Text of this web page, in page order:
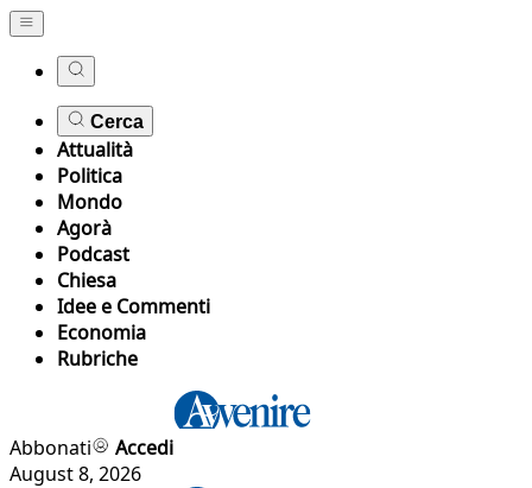
Cerca
Attualità
Politica
Mondo
Agorà
Podcast
Chiesa
Idee e Commenti
Economia
Rubriche
Abbonati
Accedi
August 8, 2026